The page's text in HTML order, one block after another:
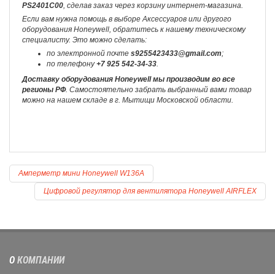
PS2401C00 , сделав заказ через корзину интернет-магазина.
Если вам нужна помощь в выборе Аксессуаров или другого
оборудования Honeywell, обратитесь к нашему техническому
специалисту. Это можно сделать:
по электронной почте s9255423433@gmail.com;
по телефону+7 925 542-34-33
Доставку оборудования Honeywell мы производим во все
регионы РФ. Самостоятельно забрать выбранный вами товар
можно на нашем складе в г. Мытищи Московской области.
Амперметр мини Honeywell W136A
Цифровой регулятор для вентилятора Honeywell AIRFLEX
О КОМПАНИИ